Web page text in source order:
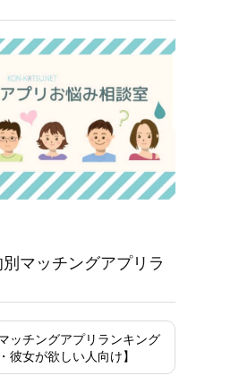
マッチングアプリラ
ッチングアプリランキング
彼女が欲しい人向け】